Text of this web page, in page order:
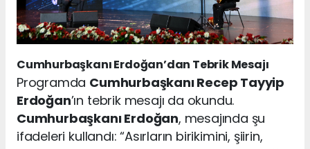
Cumhurbaşkanı Erdoğan’dan Tebrik Mesajı
Programda Cumhurbaşkanı Recep Tayyip
Erdoğan’ın tebrik mesajı da okundu.
Cumhurbaşkanı Erdoğan, mesajında şu
ifadeleri kullandı: “Asırların birikimini, şiirin,